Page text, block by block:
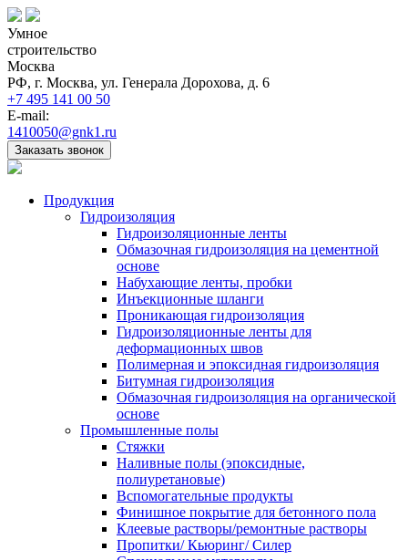
Умное
строительство
Москва
РФ, г. Москва, ул. Генерала Дорохова, д. 6
+7 495 141 00 50
E-mail:
1410050@gnk1.ru
Заказать звонок
Продукция
Гидроизоляция
Гидроизоляционные ленты
Обмазочная гидроизоляция на цементной
основе
Набухающие ленты, пробки
Инъекционные шланги
Проникающая гидроизоляция
Гидроизоляционные ленты для
деформационных швов
Полимерная и эпоксидная гидроизоляция
Битумная гидроизоляция
Обмазочная гидроизоляция на органической
основе
Промышленные полы
Стяжки
Наливные полы (эпоксидные,
полиуретановые)
Вспомогательные продукты
Финишное покрытие для бетонного пола
Клеевые растворы/ремонтные растворы
Пропитки/ Кьюринг/ Силер